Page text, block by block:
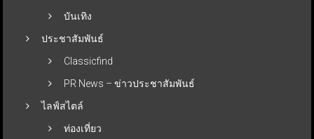
บันเทิง
ประชาสัมพันธ์
Classicfind
PR News – ข่าวประชาสัมพันธ์
ไลฟ์สไตล์
ท่องเที่ยว